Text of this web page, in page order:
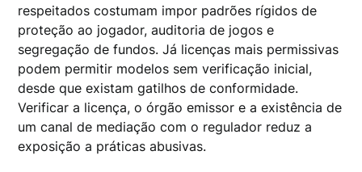
respeitados costumam impor padrões rígidos de
proteção ao jogador, auditoria de jogos e
segregação de fundos. Já licenças mais permissivas
podem permitir modelos sem verificação inicial,
desde que existam gatilhos de conformidade.
Verificar a licença, o órgão emissor e a existência de
um canal de mediação com o regulador reduz a
exposição a práticas abusivas.